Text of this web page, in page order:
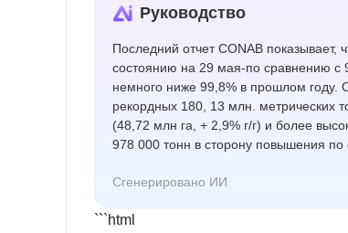
Руководство
Последний отчет CONAB
состоянию на 29 мая-по сравнению с
немного ниже 99,8% в прошлом году.
рекордных 180, 13 млн. метрических
(48,72 млн га, + 2,9% г/г) и более
978 000 тонн в сторону повышения
Сгенерировано ИИ
```html